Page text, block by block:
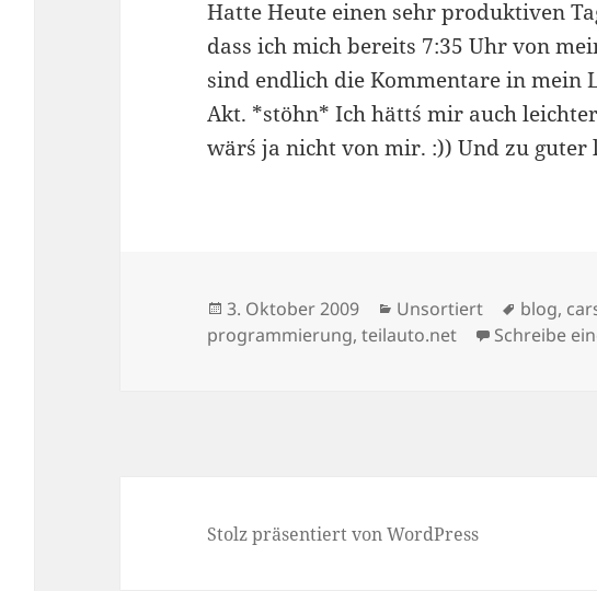
Hatte Heute einen sehr produktiven
dass ich mich bereits 7:35 Uhr von
sind endlich die Kommentare in mein
Akt. *stöhn* Ich hätt´s mir auch
wär´s ja nicht von mir. :)) Und zu
Veröffentlicht
am
3. Oktober 2009 Kategorien
Unsortiert blog,
programmierung,teilauto.net Schreibe
Stolz präsentiert von WordPress